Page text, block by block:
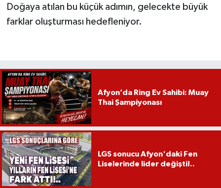
Doğaya atılan bu küçük adımın, gelecekte büyük
farklar oluşturması hedefleniyor.
Afyon’da Ring Ev Sahibi: Muay
Thai Şampiyonası
LGS sonucu Afyon'daki Fen
Liselerinde lider değişti!..